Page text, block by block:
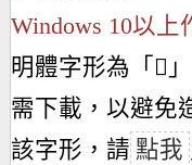
Windows 10以
明體字形為「 𪱙
需下載，以避免
該字形，請 點我